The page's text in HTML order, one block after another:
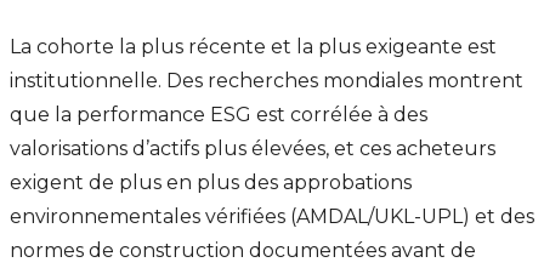
La cohorte la plus récente et la plus exigeante est
institutionnelle. Des recherches mondiales montrent
que la performance ESG est corrélée à des
valorisations d’actifs plus élevées, et ces acheteurs
exigent de plus en plus des approbations
environnementales vérifiées (AMDAL/UKL-UPL) et des
normes de construction documentées avant de